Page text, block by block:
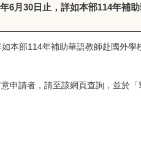
6月30日止，詳如本部114年補
本部114年補助華語教師赴國外學
請者，請至該網頁查詢，並於「